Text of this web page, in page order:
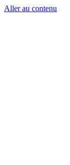
Aller au contenu